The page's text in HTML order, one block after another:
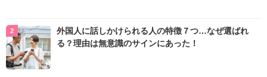
外国人に話しかけられる人の特徴７つ…なぜ選ばれ
る？理由は無意識のサインにあった！